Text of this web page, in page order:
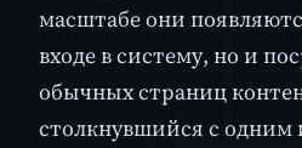
масштабе они
входе в систему, но и
обычных страниц
столкнувшийся с одним